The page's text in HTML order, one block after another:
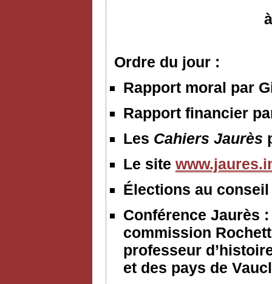
Ordre du jour :
Rapport moral par
Rapport financier
Les Cahiers Jaurès
Le site
Élections au
Conférence Jaurès :
commission
professeur
et des pays de